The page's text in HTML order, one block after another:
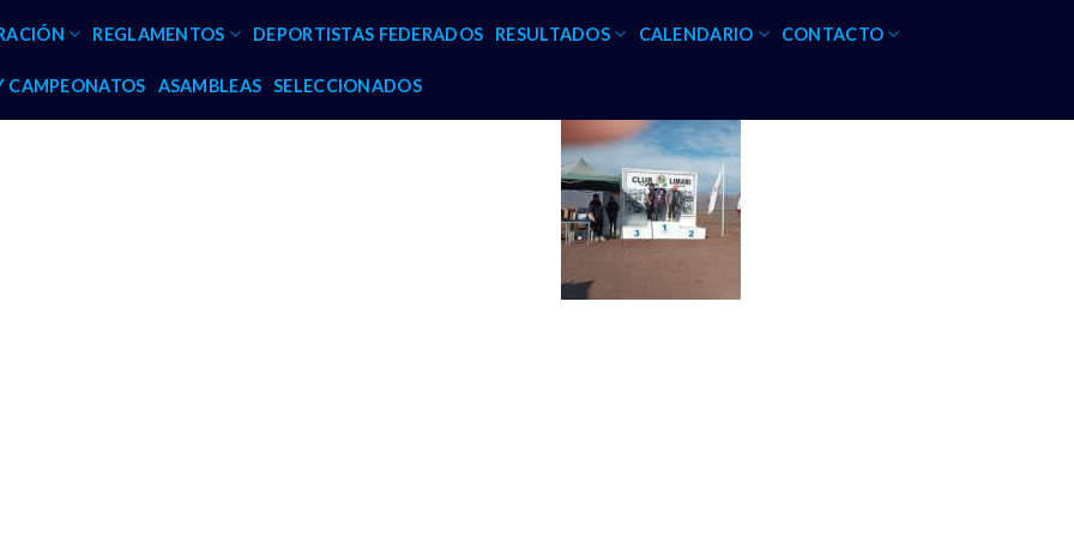
REGLAMENTOS DEPORTISTAS FEDERADOS RESULTADOS CALENDARIO CONTACTO
CAMPEONATOS ASAMBLEAS SELECCIONADOS